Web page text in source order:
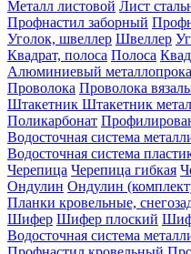
Металл листовой Лист
Профнастил заборный
Уголок, швеллер Швеллер
Квадрат, полоса Полоса
Алюминиевый
Проволока Проволока
Штакетник Штакетник
Поликарбонат
Водосточная система
Водосточная система
Черепица Черепица гибкая
Ондулин Ондулин
Планки кровельные,
Шифер Шифер плоский
Водосточная система